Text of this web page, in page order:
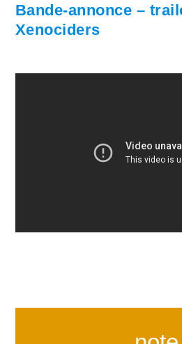
Bande-annonce –
Xenociders